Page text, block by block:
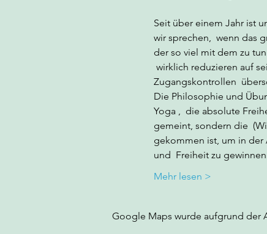
Seit über einem Jahr ist
wir sprechen,  wenn das
der so viel mit dem zu
wirklich reduzieren auf
Zugangskontrollen
Die Philosophie und
Yoga ,  die absolute
gemeint, sondern die
gekommen ist, um in der
und  Freiheit zu
Mehr lesen >
Google Maps wurde aufgrund der